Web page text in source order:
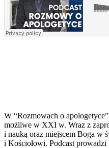
W “Rozmowach o
możliwe w XXI w. Wraz z
i nauką oraz miejscem Boga w
i Kościołowi. Podcast prowadzi